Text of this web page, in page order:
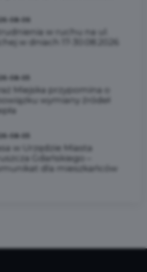
08-06
w ruchu na ul.
w dniach 17-30.08.2026
08-05
Miejska przypomina o
wymiany źródeł
08-05
w Urzędzie Miasta
Gdańskiego –
dla mieszkańców